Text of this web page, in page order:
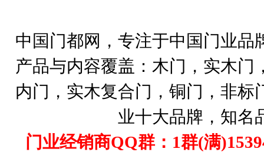
中国门都网，专注于中国门业
产品与内容覆盖：木门，实木
内门，实木复合门，铜门，非
业十大品牌，知名
门业经销商QQ群：1群(满